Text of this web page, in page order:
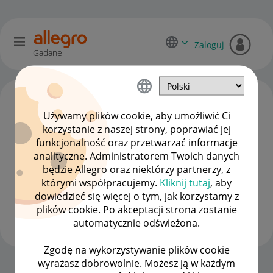
Używamy plików cookie, aby umożliwić Ci
korzystanie z naszej strony, poprawiać jej
funkcjonalność oraz przetwarzać informacje
analityczne. Administratorem Twoich danych
będzie Allegro oraz niektórzy partnerzy, z
którymi współpracujemy. Kliknij tutaj, aby
dowiedzieć się więcej o tym, jak korzystamy z
plików cookie. Po akceptacji strona zostanie
automatycznie odświeżona.
Zgodę na wykorzystywanie plików cookie
wyrażasz dobrowolnie. Możesz ją w każdym
Gadane
Zaloguj
przyda111sie
#7 Wielbiciel
Strona Główna OPCJE